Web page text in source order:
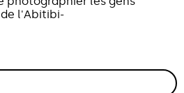
l'Abitibi-